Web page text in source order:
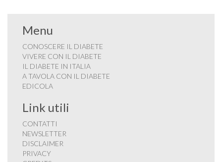
Menu
CONOSCERE IL DIABETE
VIVERE CON IL DIABETE
IL DIABETE IN ITALIA
A TAVOLA CON IL DIABETE
EDICOLA
Link utili
CONTATTI
NEWSLETTER
DISCLAIMER
PRIVACY